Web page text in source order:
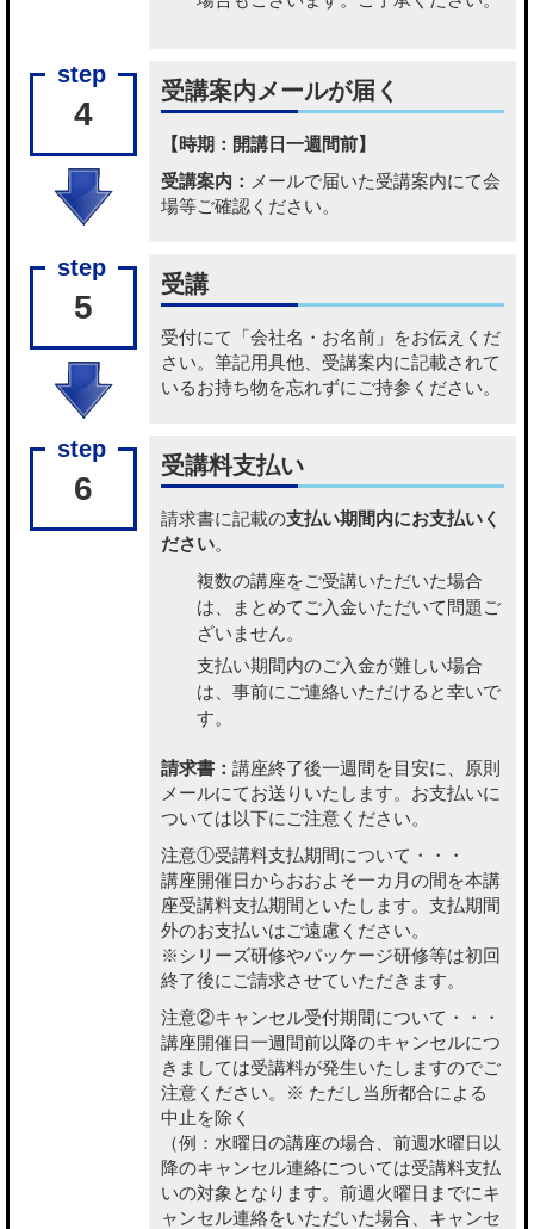
4
受講案内メールが届く
【時期：開講日一週間前】
受講案内： メールで届いた受講案内にて会
場等ご確認ください。
5
受講
受付にて「会社名・お名前」をお伝えくだ
さい。筆記用具他、受講案内に記載されて
いるお持ち物を忘れずにご持参ください。
6
受講料支払い
請求書に記載の支払い期間内にお支払いく
ださい。
複数の講座をご受講いただいた場合
は、まとめてご入金いただいて問題ご
ざいません。
支払い期間内のご入金が難しい場合
は、事前にご連絡いただけると幸いで
す。
請求書： 講座終了後一週間を目安に、原則
メールにてお送りいたします。お支払いに
ついては以下にご注意ください。
注意①受講料支払期間について・・・
講座開催日からおおよそ一カ月の間を本講
座受講料支払期間といたします。支払期間
外のお支払いはご遠慮ください。
※シリーズ研修やパッケージ研修等は初回
終了後にご請求させていただきます。
注意②キャンセル受付期間について・・・
講座開催日一週間前以降のキャンセルにつ
きましては受講料が発生いたしますのでご
注意ください。※ ただし当所都合による
中止を除く
（例：水曜日の講座の場合、前週水曜日以
降のキャンセル連絡については受講料支払
いの対象となります。前週火曜日までにキ
ャンセル連絡をいただいた場合、キャンセ